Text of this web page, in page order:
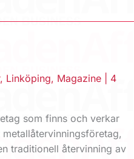
, Linköping, Magazine
4
som finns och verkar
traditionell återvinning av